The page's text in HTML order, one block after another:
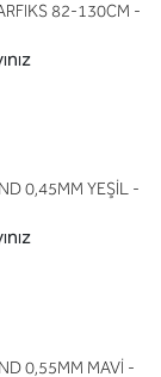
82-130CM -
0,45MM YEŞİL -
0,55MM MAVİ -